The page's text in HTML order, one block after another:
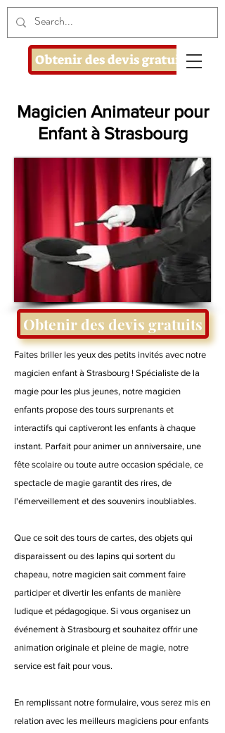
Obtenir des devis gratuits
Magicien Animateur pour
Enfant à Strasbourg
Obtenir des devis gratuits
Faites briller les yeux des petits invités avec notre
magicien enfant à Strasbourg ! Spécialiste de la
magie pour les plus jeunes, notre magicien
enfants propose des tours surprenants et
interactifs qui captiveront les enfants à chaque
instant. Parfait pour animer un anniversaire, une
fête scolaire ou toute autre occasion spéciale, ce
spectacle de magie garantit des rires, de
l'émerveillement et des souvenirs inoubliables.
Que ce soit des tours de cartes, des objets qui
disparaissent ou des lapins qui sortent du
chapeau, notre magicien sait comment faire
participer et divertir les enfants de manière
ludique et pédagogique. Si vous organisez un
événement à Strasbourg et souhaitez offrir une
animation originale et pleine de magie, notre
service est fait pour vous.
En remplissant notre formulaire, vous serez mis en
relation avec les meilleurs magiciens pour enfants